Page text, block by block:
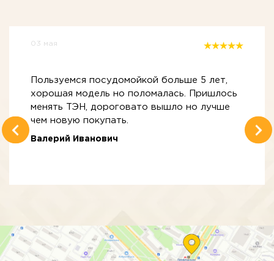
03 мая
Пользуемся посудомойкой больше 5 лет,
хорошая модель но поломалась. Пришлось
менять ТЭН, дороговато вышло но лучше
чем новую покупать.
Валерий Иванович